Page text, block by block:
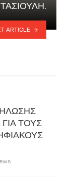
ΤΑΣΙΟΥΛΗ.
ARTICLE
ΤΟΥΣ